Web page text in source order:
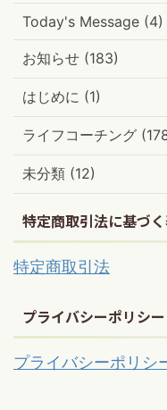
Today's Message (4)
お知らせ (183)
はじめに (1)
ライフコーチング
未分類 (12)
特定商取引法に基づ
特定商取引法
プライバシーポリシー
プライバシーポリシ